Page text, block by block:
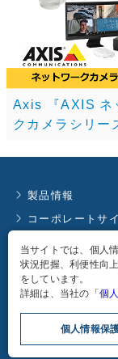
Axis 『AXIS ネ
クカメラシリー
製品情報
コーポレートサ
コラム
個人情報保護方
Copyright2026
当サイトでは、個人
状況把握、利便性向
をしています。
詳細は、当社の「 個
個人情報保